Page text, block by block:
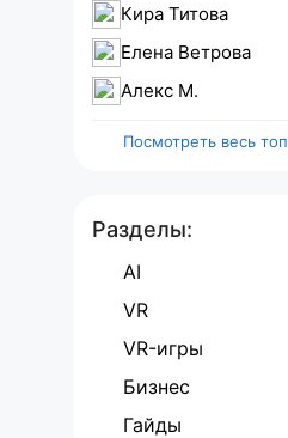
Кира Титова
Елена Ветрова
Алекс M.
Посмотреть весь топ
Разделы:
AI
VR
VR-игры
Бизнес
Гайды